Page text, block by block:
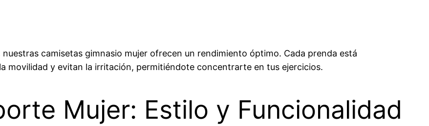
camisetas gimnasio mujer ofrecen un rendimiento óptimo. Cada prenda está
movilidad y evitan la irritación, permitiéndote concentrarte en tus ejercicios.
Mujer: Estilo y Funcionalidad